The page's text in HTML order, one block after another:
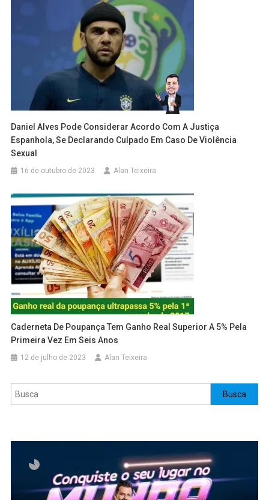
Daniel Alves Pode Considerar Acordo Com A Justiça
Espanhola, Se Declarando Culpado Em Caso De Violência
Sexual
16 de outubro de 2023 Alan Teixeira
Caderneta De Poupança Tem Ganho Real Superior A 5% Pela
Primeira Vez Em Seis Anos
12 de julho de 2023 Alan Teixeira
Pesquisar Busca